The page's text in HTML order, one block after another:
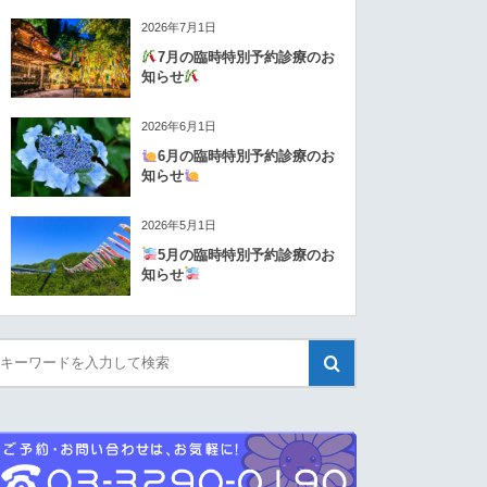
2026年7月1日
7月の臨時特別予約診療のお
知らせ
2026年6月1日
6月の臨時特別予約診療のお
知らせ
2026年5月1日
5月の臨時特別予約診療のお
知らせ